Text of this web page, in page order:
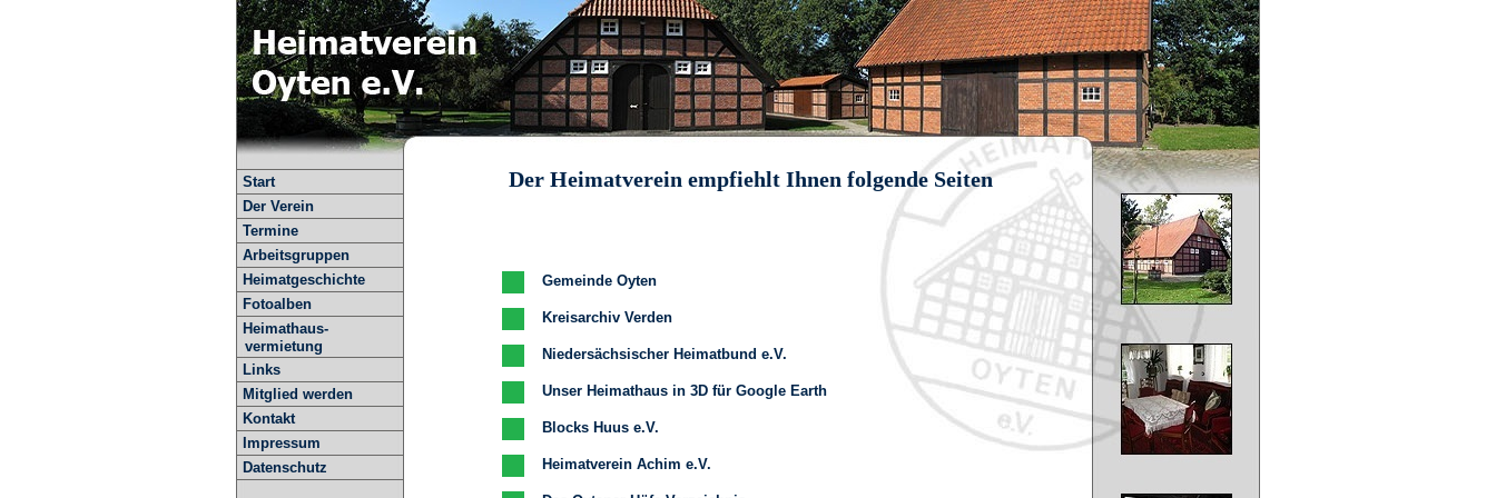
Start
Der Verein
Termine
Arbeitsgruppen
Heimatgeschichte
Fotoalben
Heimathaus-
vermietung
Links
Mitglied werden
Kontakt
Impressum
Datenschutz
Der Heimatverein empfiehlt Ihnen folgende Seiten
Gemeinde Oyten
Kreisarchiv Verden
Niedersächsischer Heimatbund e.V.
Unser Heimathaus in 3D für Google Earth
Blocks Huus e.V.
Heimatverein Achim e.V.